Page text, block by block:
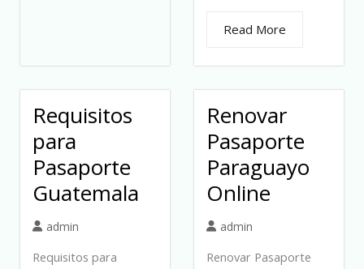
Read More
Requisitos
para
Pasaporte
Guatemala
admin
Requisitos para
Renovar
Pasaporte
Paraguayo
Online
admin
Renovar Pasaporte